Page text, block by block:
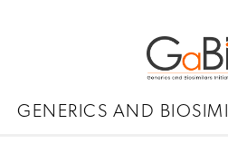
GENERICS AND